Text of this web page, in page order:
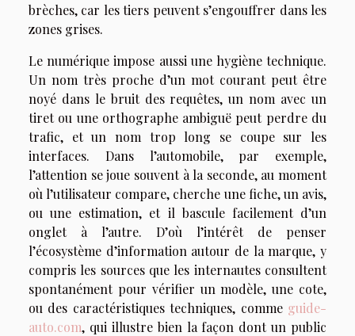
brèches, car les tiers peuvent s’engouffrer dans les
zones grises.
Le numérique impose aussi une hygiène technique.
Un nom très proche d’un mot courant peut être
noyé dans le bruit des requêtes, un nom avec un
tiret ou une orthographe ambiguë peut perdre du
trafic, et un nom trop long se coupe sur les
interfaces. Dans l’automobile, par exemple,
l’attention se joue souvent à la seconde, au moment
où l’utilisateur compare, cherche une fiche, un avis,
ou une estimation, et il bascule facilement d’un
onglet à l’autre. D’où l’intérêt de penser
l’écosystème d’information autour de la marque, y
compris les sources que les internautes consultent
spontanément pour vérifier un modèle, une cote,
ou des caractéristiques techniques, comme guide-
auto.com, qui illustre bien la façon dont un public